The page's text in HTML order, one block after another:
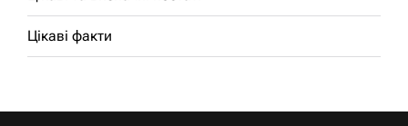
Цікаві факти